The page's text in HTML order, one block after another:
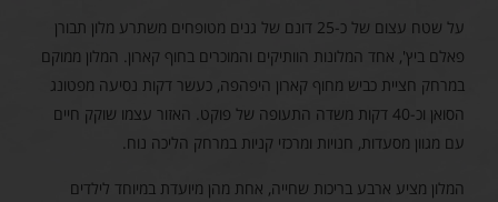
על שטח עצום של כ-25 דונם של גנים מטופחים משתרע מלון תבורן
פאלם ביץ', אחד המלונות הוותיקים והמוכרים בחוף קארון. המלון ממוקם
במרחק חציית כביש מחוף קארון היפהפה, כעשר דקות נסיעה מפטונג
הסואן וכ-40 דקות משדה התעופה של פוקט. האזור עצמו שוקק חיים
עם מגוון מסעדות, חנויות ומרכזי קניות במרחק הליכה נוח.
המלון מציע ארבע בריכות שחייה, אחת מהן מיועדת במיוחד לילדים